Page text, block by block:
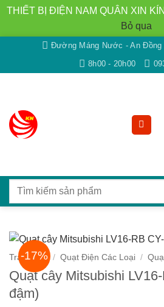
THIẾT BỊ ĐIỆN NAM QUÂN XIN
Bỏ qua
nội
Đường Máng Nước - An Đồng
8h00 - 20h00
Tìm
-17%
Trang chủ / Quạt Điện Các Loại /
Quạt cây Mitsubishi
đậm)